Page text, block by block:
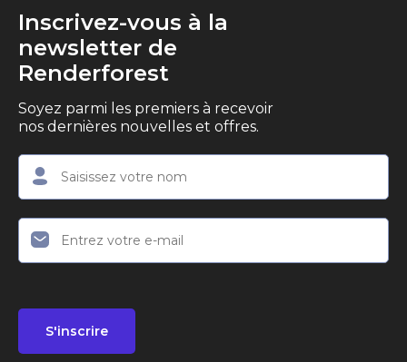
Inscrivez-vous à la
newsletter de
Renderforest
Soyez parmi les premiers à recevoir
nos dernières nouvelles et offres.
S'inscrire